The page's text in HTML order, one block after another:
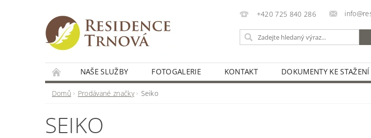
+420 725 840 286
NAŠE SLUŽBY FOTOGALERIE KONTAKT DOKUMENTY KE STAŽENÍ
Domů Prodávané značky Seiko
SEIKO